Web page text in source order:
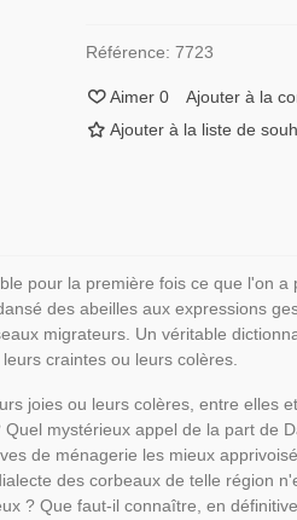
Référence: 7723
Aimer 0 Ajouter à la
Ajouter à la liste de
pour la première fois ce que l'on a
des abeilles aux expressions
migrateurs. Un véritable
craintes ou leurs colères.
joies ou leurs colères, entre elles
mystérieux appel de la part de
de ménagerie les mieux
des corbeaux de telle région
? Que faut-il connaître, en